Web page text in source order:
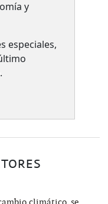
y
especiales,